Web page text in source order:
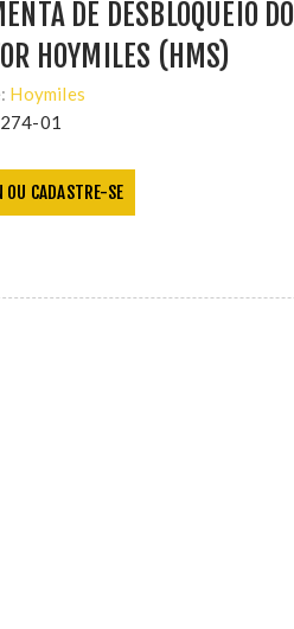
DE DESBLOQUEIO DO
HOYMILES (HMS)
Hoymiles
01
OU CADASTRE-SE